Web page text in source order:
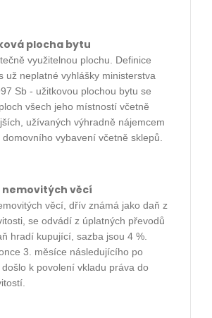
plocha bytu
využitelnou plochu. Definice
už neplatné vyhlášky ministerstva
Sb - užitkovou plochou bytu se
všech jeho místností včetně
užívaných výhradně nájemcem
vybavení včetně sklepů.
nemovitých věcí
věcí, dřív známá jako daň z
se odvádí z úplatných převodů
hradí kupující, sazba jsou 4 %.
3. měsíce následujícího po
k povolení vkladu práva do